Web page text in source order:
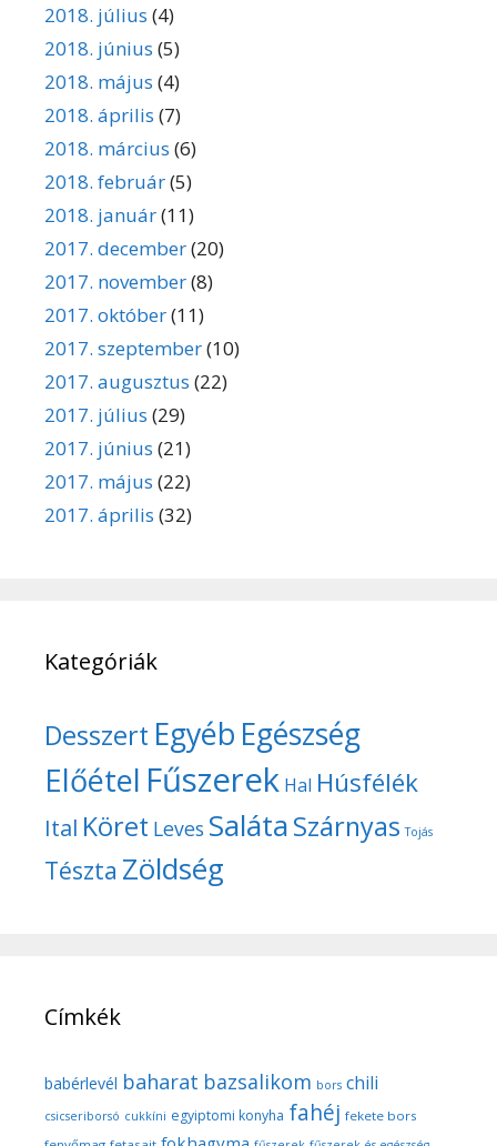
2018. július (4)
2018. június (5)
2018. május (4)
2018. április (7)
2018. március (6)
2018. február(5)
2018. január(11)
2017. december(20)
2017. november(8)
2017. október(11)
2017. szeptember(10)
2017. augusztus (22)
2017. július (29)
2017. június (21)
2017. május (22)
2017. április (32)
Kategóriák
Desszert Egyéb Egészség
Előétel Fűszerek Hal Húsfélék
Ital Köret Leves SalátaSzárnyas Tojás
Tészta Zöldség
Címkék
babérlevél baharat bazsalikom bors chili
csicseriborsó cukkíni egyiptomi konyha fahéj fekete bors